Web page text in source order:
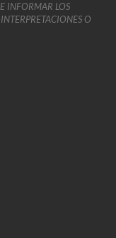
INFORMAR LOS
O